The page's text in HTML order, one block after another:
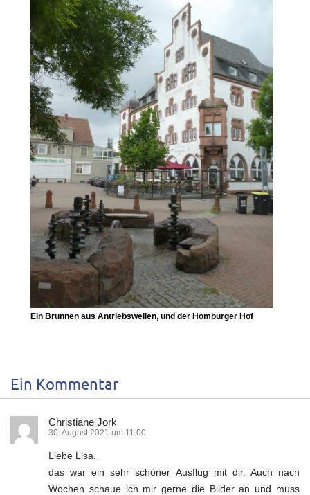
Ein Brunnen aus Antriebswellen, und der Homburger Hof
Ein Kommentar
Christiane Jork
30. August 2021 um 11:00
Liebe Lisa,
das war ein sehr schöner Ausflug mit dir. Auch nach
Wochen schaue ich mir gerne die Bilder an und muss